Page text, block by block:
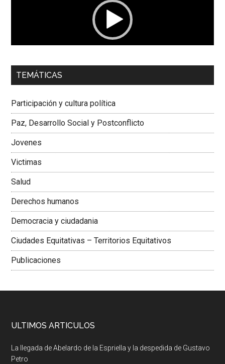
00:00 01:04
Dra. Carolina Corcho Mejía,Presidenta Corporación
Colombiana
TEMÁTICAS
Participación y cultura política
Paz, Desarrollo Social y Postconflicto
Jovenes
Victimas
Salud
Derechos humanos
Democracia y ciudadania
Ciudades Equitativas – Territorios Equitativos
Publicaciones
ULTIMOS ARTICULOS
La llegada de Abelardo de la Espriella y la despedida de Gustavo
Petro